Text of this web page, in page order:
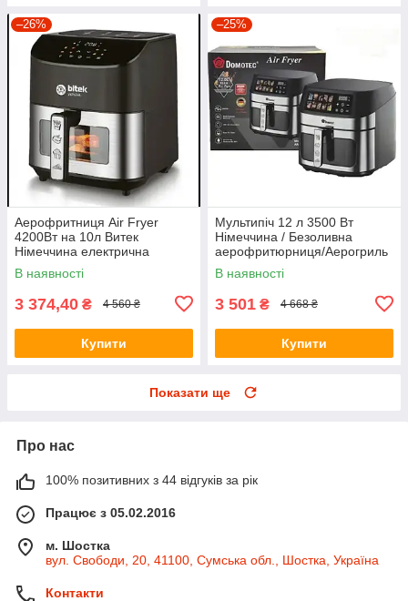
–26%
Аерофритниця Air Fryer
4200Вт на 10л Витек
Німеччина електрична
фритюрниця без олії
В наявності
3 374,40 ₴ 4 560 ₴
Купити
–25%
Мультипіч 12 л 3500 Вт
Німеччина / Безоливна
аерофритюрниця/Аерогриль
В наявності
3 501 ₴ 4 668 ₴
Купити
Показати ще
Про нас
100% позитивних з 44 відгуків за рік
Працює з 05.02.2016
м. Шостка
вул. Свободи, 20, 41100, Сумська обл., Шостка, Україна
Контакти